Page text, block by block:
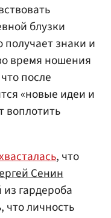
блузки
получает знаки и
время ношения
после
«новые идеи и
воплотить
, что
Сенин
гардероба
что личность